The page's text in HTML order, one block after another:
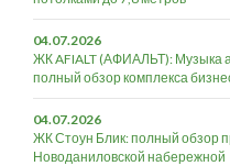
04.07.2026
ЖК AFIALT (АФИАЛЬТ): Музыка
полный обзор комплекса
04.07.2026
ЖК Стоун Блик: полный обзор
Новоданиловской набережной